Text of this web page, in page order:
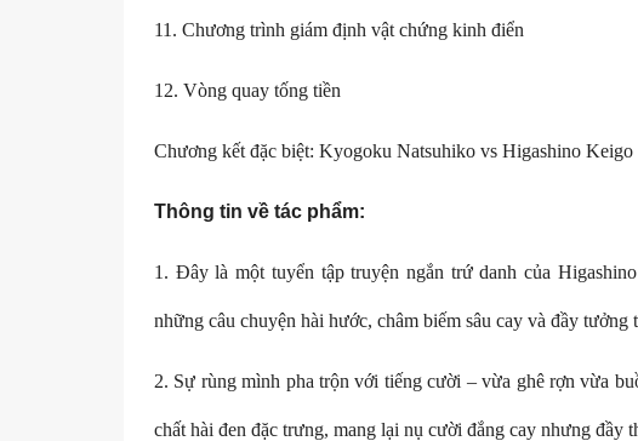
11. Chương trình giám định vật chứng kinh điển
12. Vòng quay tống tiền
Chương kết đặc biệt: Kyogoku Natsuhiko vs Higashino Keigo
Thông tin về tác phẩm:
1. Đây là một tuyển tập truyện ngắn trứ danh của
những câu chuyện hài hước, châm biếm sâu cay và đầy tưởng
2. Sự rùng mình pha trộn với tiếng cười – vừa ghê rợn vừa
chất hài đen đặc trưng, mang lại nụ cười đắng cay nhưng đầy